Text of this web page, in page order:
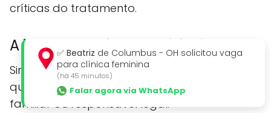
críticas do tratamento.
A internação involuntária é legal?
Sim, prevista por lei (Lei nº 13.840/2019), desde
que haja laudo médico e solicitação por
familiar ou responsável legal.
✅ Beatriz de Columbus - OH solicitou vaga
para clínica feminina
(há 45 minutos)
Falar agora via WhatsApp